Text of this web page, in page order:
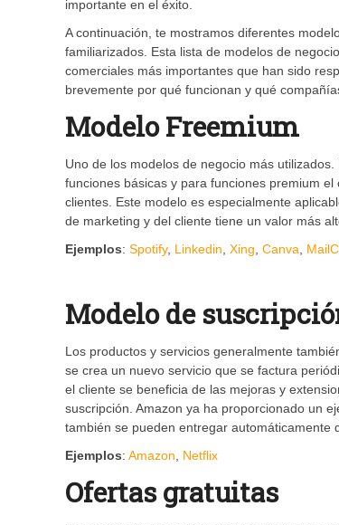
importante en el éxito.
A continuación, te mostramos diferentes
familiarizados. Esta lista de modelos de
comerciales más importantes que han sido
brevemente por qué funcionan y qué
Modelo Freemium
Uno de los modelos de negocio más
funciones básicas y para funciones premium
clientes. Este modelo es especialmente
de marketing y del cliente tiene un valor más
Ejemplos: Spotify, Linkedin, Xing, Canva,
Modelo de
Los productos y servicios generalmente
se crea un nuevo servicio que se factura
el cliente se beneficia de las mejoras y
suscripción. Amazon ya ha proporcionado un
también se pueden entregar automáticamente
Ejemplos: Amazon, Netflix
Ofertas gratuitas